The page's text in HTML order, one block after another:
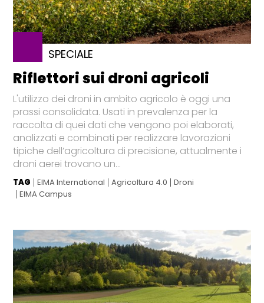
SPECIALE
Riflettori sui droni agricoli
L'utilizzo dei droni in ambito agricolo è oggi una
prassi consolidata. Usati in prevalenza per la
raccolta di quei dati che vengono poi elaborati,
analizzati e combinati per realizzare lavorazioni
tipiche dell’agricoltura di precisione, attualmente i
droni aerei trovano un...
TAG EIMA International Agricoltura 4.0
Droni
EIMA Campus